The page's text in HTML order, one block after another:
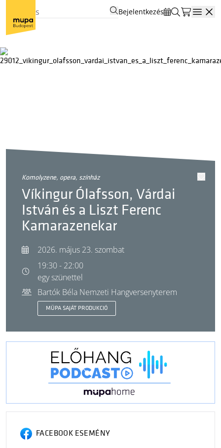
Bejelentkezés
komolyzene, opera, színház
Víkingur Ólafsson, Várdai
István és a Liszt Ferenc
Kamarazenekar
2026. május 23. szombat
19:30 - 22:00
egy szünettel
Bartók Béla Nemzeti Hangversenyterem
MÜPA SAJÁT PRODUKCIÓ
FACEBOOK ESEMÉNY